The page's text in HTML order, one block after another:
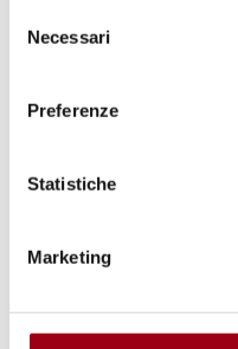
delNecessari
Preferenze
Statistiche
Marketing
MARCIA PERUGIASSISI